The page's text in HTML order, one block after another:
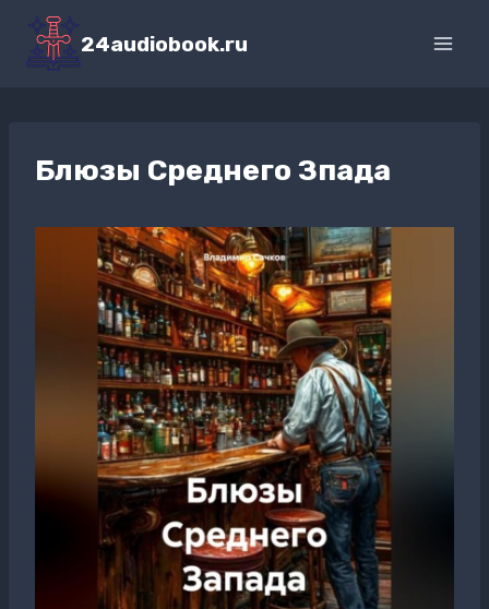
Перейти
содержимому
24audiobook.ru
Блюзы Среднего Зпада